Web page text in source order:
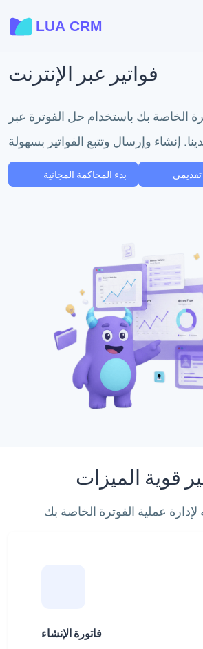
فواتير عبر الإنترنت
الخاصة بك باستخدام حل الفوترة عبر
بدء المحاكمة المجانية
قوية الميزات
عملية الفوترة الخاصة بك
فاتورة الإنشاء